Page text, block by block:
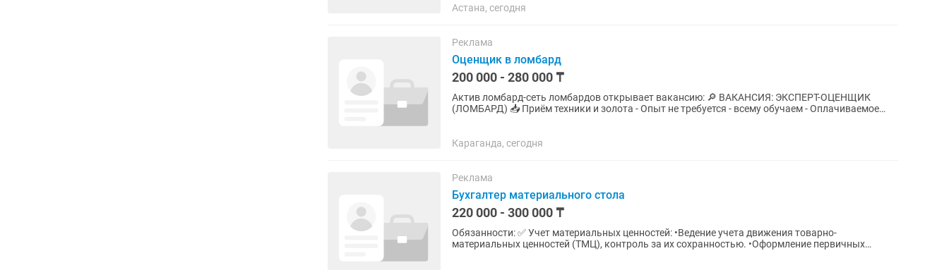
Астана, сегодня
Реклама
Оценщик в ломбард
200 000 - 280 000 ₸
Актив ломбард-сеть ломбардов открывает вакансию: 🔎 ВАКАНСИЯ: ЭКСПЕРТ-ОЦЕНЩИК
(ЛОМБАРД) 📥 Приём техники и золота - Опыт не требуется - всему обучаем - Оплачиваемое
Караганда, сегодня
Реклама
Бухгалтер материального стола
220 000 - 300 000 ₸
Обязанности: ✅ Учет материальных ценностей: •Ведение учета движения товарно-
материальных ценностей (ТМЦ), контроль за их сохранностью. •Оформление первичных